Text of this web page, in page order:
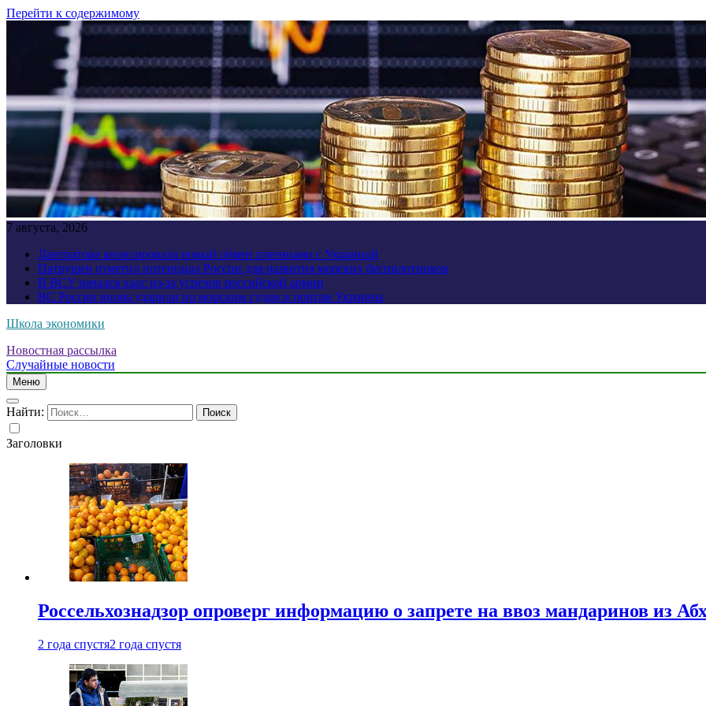
Перейти к содержимому
7 августа, 2026
Лантратова анонсировала новый обмен пленными с Украиной
Патрушев отметил потенциал России для развития морских беспилотников
В ВСУ начался хаос из-за успехов российской армии
ВС России вновь ударили по морским судам и портам Украины
Школа экономики
Новостная рассылка
Случайные новости
Меню
Найти:
Заголовки
Россельхознадзор опроверг информацию о запрете на ввоз мандаринов из
2 года спустя2 года спустя